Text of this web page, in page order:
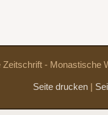
Zeitschrift - Monastische
Seite drucken